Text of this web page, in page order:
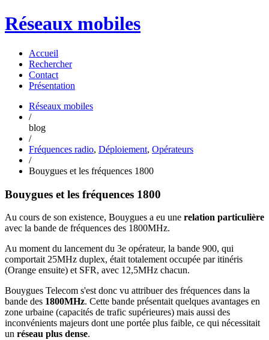
Réseaux mobiles
Accueil
Rechercher
Contact
Présentation
Réseaux mobiles
/
blog
/
Fréquences radio, Déploiement, Opérateurs
/
Bouygues et les fréquences 1800
Bouygues et les fréquences 1800
Au cours de son existence, Bouygues a eu une relation particulière
avec la bande de fréquences des 1800MHz.
Au moment du lancement du 3e opérateur, la bande 900, qui
comportait 25MHz duplex, était totalement occupée par itinéris
(Orange ensuite) et SFR, avec 12,5MHz chacun.
Bouygues Telecom s'est donc vu attribuer des fréquences dans la
bande des 1800MHz. Cette bande présentait quelques avantages en
zone urbaine (capacités de trafic supérieures) mais aussi des
inconvénients majeurs dont une portée plus faible, ce qui nécessitait
un réseau plus dense.